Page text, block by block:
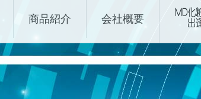
化粧品 下関サロン
商品紹介 会社概要